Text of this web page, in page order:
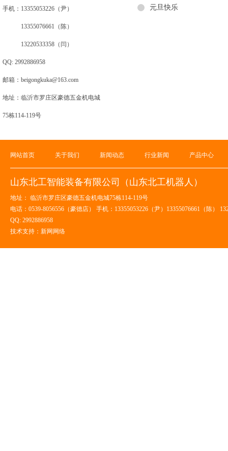
手机：13355053226（尹）
13355076661（陈）
13220533358（闫）
QQ: 2992886958
邮箱：beigongkuka@163.com
地址：临沂市罗庄区豪德五金机电城
75栋114-119号
元旦快乐
网站首页 关于我们 新闻动态 行业新闻 产品中心
山东北工智能装备有限公司（山东北工机器人）
地址： 临沂市罗庄区豪德五金机电城75栋114-119号
电话：0539-8056556（豪德店） 手机：13355053226（尹）13355076661（陈）
QQ: 2992886958
技术支持：新网网络